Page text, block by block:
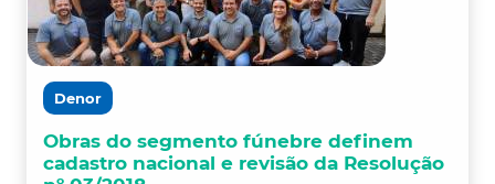
Denor
Obras do segmento fúnebre definem
cadastro nacional e revisão da Resolução